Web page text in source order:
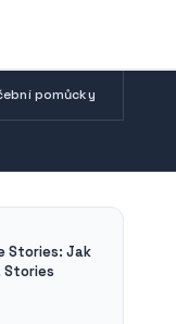
pomůcky
Stories: Jak
Stories